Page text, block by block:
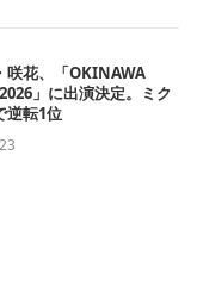
咲花、「OKINAWA
」に出演決定。ミク
逆転1位